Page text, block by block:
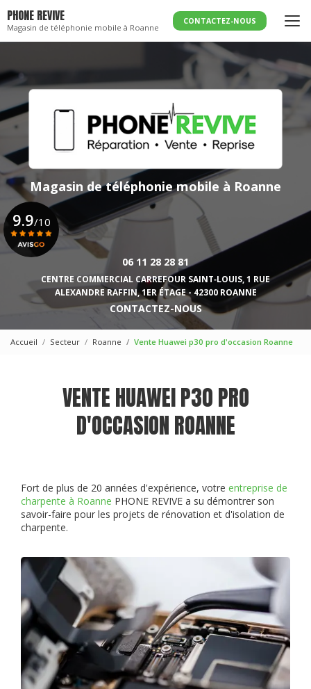
au
contenu
principal
PHONE REVIVE
Magasin de téléphonie mobile à Roanne
CONTACTEZ-NOUS
Magasin de téléphonie mobile à Roanne
06 11 28 28 81
CENTRE COMMERCIAL CARREFOUR SAINT‑LOUIS, 1 RUE
ALEXANDRE RAFFIN, 1ER ÉTAGE - 42300 ROANNE
CONTACTEZ-NOUS
9.9/10
Accueil Secteur Roanne Vente Huawei p30 pro d'occasion Roanne
VENTE HUAWEI P30 PRO
D'OCCASION ROANNE
Fort de plus de 20 années d'expérience, votre entreprise de
charpente à Roanne PHONE REVIVE a su démontrer son
savoir-faire pour les projets de rénovation et d'isolation de
charpente.